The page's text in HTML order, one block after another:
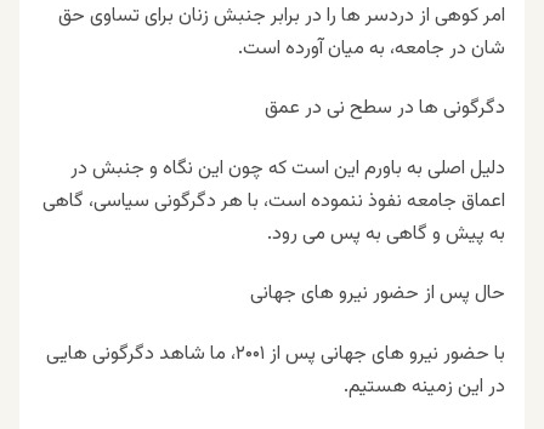
امر کوهی از دردسر ها را در برابر جنبش زنان برای تساوی حق
شان در جامعه، به میان آورده است.
دگرگونی ها در سطح نی در عمق
دلیل اصلی به باورم این است که چون این نگاه و جنبش در
اعماق جامعه نفوذ ننموده است، با هر دگرگونی سیاسی، گاهی
به پیش و گاهی به پس می رود.
حال پس از حضور نیرو های جهانی
با حضور نیرو های جهانی پس از ۲۰۰۱، ما شاهد دگرگونی هایی
در این زمینه هستیم.